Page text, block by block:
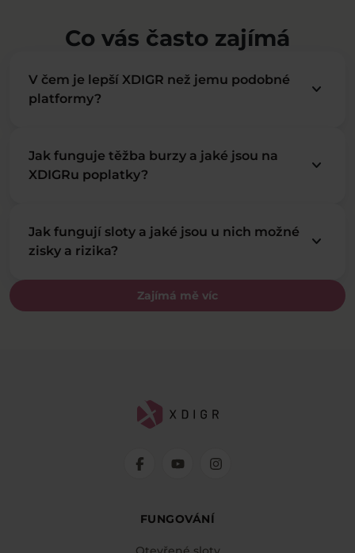
Co vás často zajímá
Zajímá mě víc
V čem je lepší XDIGR než jemu podobné
platformy?
keyboard_arrow_down
Jak funguje těžba burzy a jaké jsou na
XDIGRu poplatky?
keyboard_arrow_down
Jak fungují sloty a jaké jsou u nich možné
zisky a rizika?
keyboard_arrow_down
FUNGOVÁNÍ